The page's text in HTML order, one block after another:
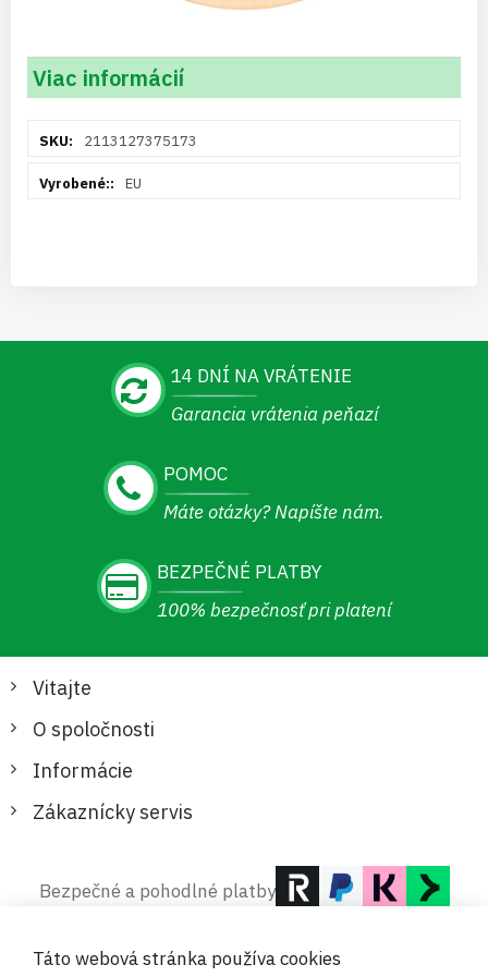
Viac informácií
informácií2113127375173
EU
14 DNÍ NA VRÁTENIE
Garancia vrátenia peňazí
POMOC
Máte otázky? Napíšte nám.
BEZPEČNÉ PLATBY
100% bezpečnosť pri platení
Vitajte
O spoločnosti
Informácie
Zákaznícky servis
Bezpečné a pohodlné platby
Táto webová stránka používa cookies